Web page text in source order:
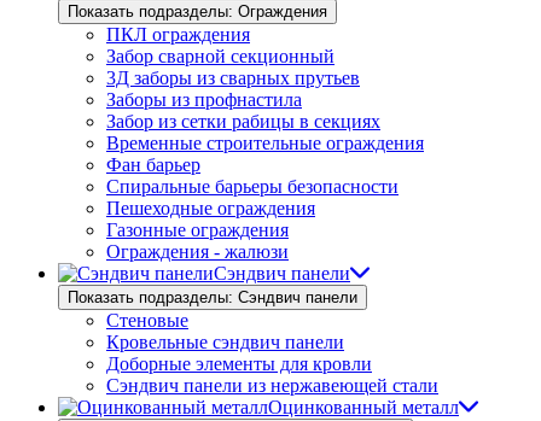
Показать подразделы: Ограждения
ПКЛ ограждения
Забор сварной секционный
3Д заборы из сварных прутьев
Заборы из профнастила
Забор из сетки рабицы в секциях
Временные строительные ограждения
Фан барьер
Спиральные барьеры безопасности
Пешеходные ограждения
Газонные ограждения
Ограждения - жалюзи
Сэндвич панели
Показать подразделы: Сэндвич панели
Стеновые
Кровельные сэндвич панели
Доборные элементы для кровли
Сэндвич панели из нержавеющей стали
Оцинкованный металл